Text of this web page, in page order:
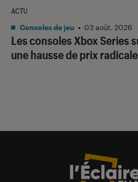
Les consoles Xbox Series
une hausse de prix radicale
ACTU
Consoles de jeu • 03 août. 2026